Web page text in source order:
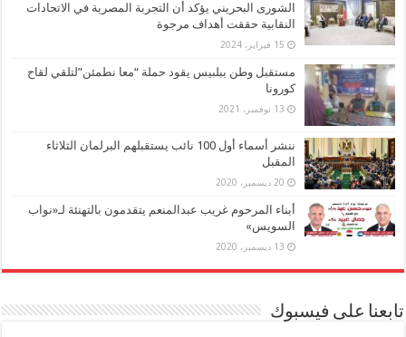
الشورى البحريني يؤكد أن التجربة المصرية في الاتحادات
النقابية حققت أهداف مرجوة
15 فبراير، 2024
مستقبل وطن ببلبيس يقود حملة “معا نطمئن”لتلقي لقاح
كورونا
13 نوفمبر، 2021
ننشر أسماء أول 100 نائب يستقبلهم البرلمان الثلاثاء
المقبل
20 ديسمبر، 2020
أبناء المرحوم غريب عبدالمنعم يتقدمون بالتهنئة لـ«نواب
السويس»
13 ديسمبر، 2020
تابعنا على فيسبوك